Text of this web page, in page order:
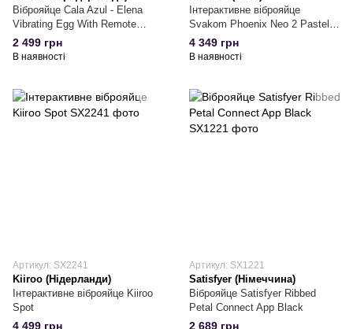
Віброяйце Cala Azul - Elena
Vibrating Egg With Remote
Control
2 499 грн
В наявності
Інтерактивне віброяйце
Svakom Phoenix Neo 2 Pastel
Lilac, оновлена модель
4 349 грн
В наявності
Артикул: SX2241
Kiiroo (Нідерланди)
Інтерактивне віброяйце Kiiroo
Spot
4 499 грн
Артикул: SX1221
Satisfyer (Німеччина)
Віброяйце Satisfyer Ribbed
Petal Connect App Black
2 689 грн